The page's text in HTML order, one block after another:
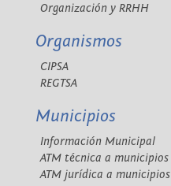
Organización y RRHH
Organismos
CIPSA
REGTSA
Municipios
Información Municipal
ATM técnica a municipios
ATM jurídica a municipios